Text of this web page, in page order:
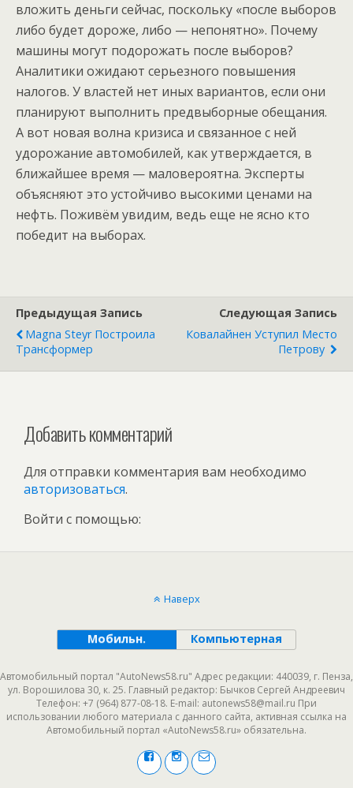
вложить деньги сейчас, поскольку «после выборов
либо будет дороже, либо — непонятно». Почему
машины могут подорожать после выборов?
Аналитики ожидают серьезного повышения
налогов. У властей нет иных вариантов, если они
планируют выполнить предвыборные обещания.
А вот новая волна кризиса и связанное с ней
удорожание автомобилей, как утверждается, в
ближайшее время — маловероятна. Эксперты
объясняют это устойчиво высокими ценами на
нефть. Поживём увидим, ведь еще не ясно кто
победит на выборах.
Предыдущая Запись
Magna Steyr Построила
Трансформер
Следующая Запись
Ковалайнен Уступил Место
Петрову
Добавить комментарий
Для отправки комментария вам необходимо
авторизоваться.
Войти с помощью:
Наверх
Мобильн. Компьютерная
Автомобильный портал "AutoNews58.ru" Адрес редакции: 440039, г. Пенза,
ул. Ворошилова 30, к. 25. Главный редактор: Бычков Сергей Андреевич
Телефон: +7 (964) 877-08-18. E-mail: autonews58@mail.ru При
использовании любого материала с данного сайта, активная ссылка на
Автомобильный портал «AutoNews58.ru» обязательна.